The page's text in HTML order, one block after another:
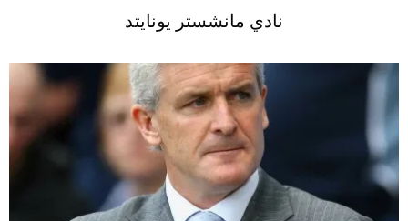
نادي مانشستر يونايتد